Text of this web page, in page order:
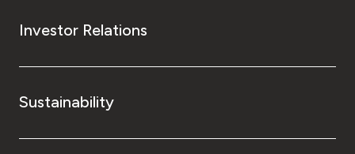
Investor Relations
Sustainability